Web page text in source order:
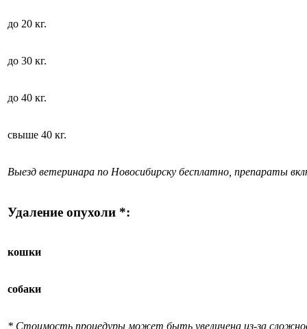
до 20 кг.
до 30 кг.
до 40 кг.
свыше 40 кг.
Выезд ветеринара по Новосибирску бесплатно, препараты
Удаление опухоли *:
кошки
собаки
* Стоимость процедуры может быть увеличена из-за